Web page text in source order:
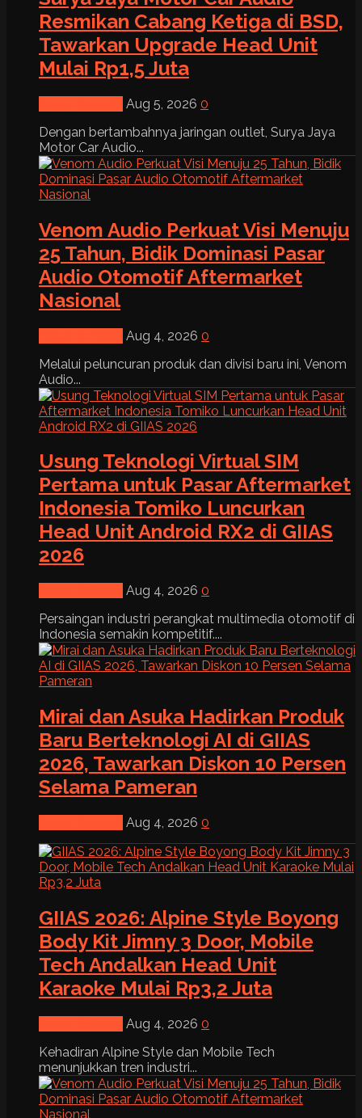
Resmikan Cabang Ketiga di BSD,
Tawarkan Upgrade Head Unit
Mulai Rp1,5 Juta
Aug 5, 2026 0
Dengan bertambahnya jaringan outlet, Surya Jaya
Motor Car Audio...
Venom Audio Perkuat Visi Menuju
25 Tahun, Bidik Dominasi Pasar
Audio Otomotif Aftermarket
Nasional
Aug 4, 2026 0
Melalui peluncuran produk dan divisi baru ini, Venom
Audio...
Usung Teknologi Virtual SIM
Pertama untuk Pasar Aftermarket
Indonesia Tomiko Luncurkan
Head Unit Android RX2 di GIIAS
2026
Aug 4, 2026 0
Persaingan industri perangkat multimedia otomotif di
Indonesia semakin kompetitif....
Mirai dan Asuka Hadirkan Produk
Baru Berteknologi AI di GIIAS
2026, Tawarkan Diskon 10 Persen
Selama Pameran
Aug 4, 2026 0
GIIAS 2026: Alpine Style Boyong
Body Kit Jimny 3 Door, Mobile
Tech Andalkan Head Unit
Karaoke Mulai Rp3,2 Juta
Aug 4, 2026 0
Kehadiran Alpine Style dan Mobile Tech
menunjukkan tren industri...